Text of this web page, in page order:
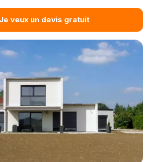
Je veux un devis gratuit